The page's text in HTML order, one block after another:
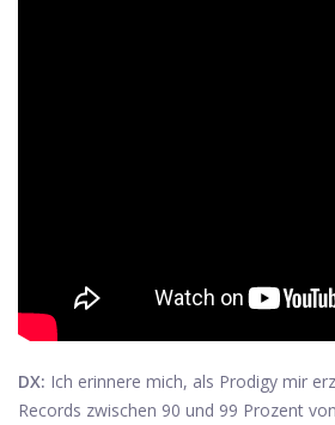
DX: Ich erinnere mich, als Prodigy mir
Records zwischen 90 und 99 Prozent